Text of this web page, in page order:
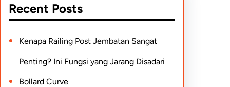
Recent Posts
Kenapa Railing Post Jembatan Sangat
Penting? Ini Fungsi yang Jarang Disadari
Bollard Curve